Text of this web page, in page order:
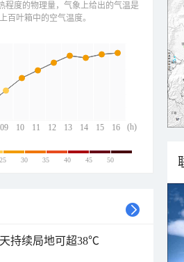
09 10 11 12 13 14 15 16
(h)
程度的物理量，气象上给出的气温是
百叶箱中的空气温度。
25 30 35 40 45 50
持续局地可超38℃